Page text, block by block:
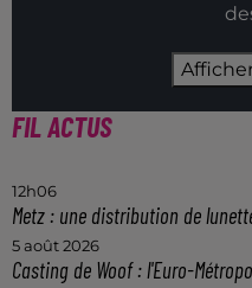
FIL ACTUS
12h06
Metz : une distribution de
5 août 2026
Casting de Woof : l'Euro-